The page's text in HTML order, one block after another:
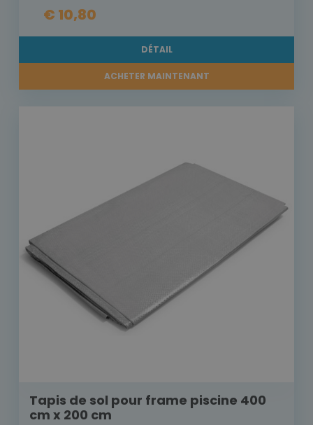
€ 10,80
DÉTAIL
ACHETER MAINTENANT
Tapis de sol pour frame piscine 400
cm x 200 cm